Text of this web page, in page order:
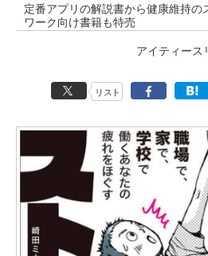
定番アプリの解説書から健康維持の
ワーク向け書籍も特売
アイティース
リスト